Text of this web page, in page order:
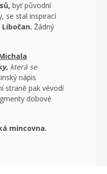
byť původní
se stal inspirací
Žádný
která se
nápis
straně pak vévodí
dobové
mincovna.